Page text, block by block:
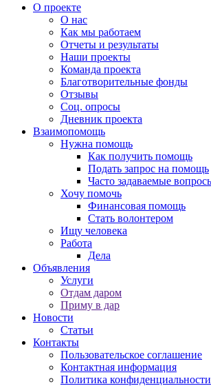
О проекте
О нас
Как мы работаем
Отчеты и результаты
Наши проекты
Команда проекта
Благотворительные фонды
Отзывы
Соц. опросы
Дневник проекта
Взаимопомощь
Нужна помощь
Как получить помощь
Подать запрос на помощь
Часто задаваемые
Хочу помочь
Финансовая помощь
Стать волонтером
Ищу человека
Работа
Дела
Объявления
Услуги
Отдам даром
Приму в дар
Новости
Статьи
Контакты
Пользовательское соглашение
Контактная информация
Политика конфиденциальности